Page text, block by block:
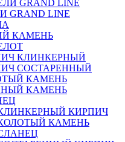
LINE
КАМЕНЬ
КЛИНКЕРНЫЙ
СОСТАРЕННЫЙ
КАМЕНЬ
КАМЕНЬ
КЛИНКЕРНЫЙ КИРПИЧ
КОЛОТЫЙ КАМЕНЬ
СЛАНЕЦ